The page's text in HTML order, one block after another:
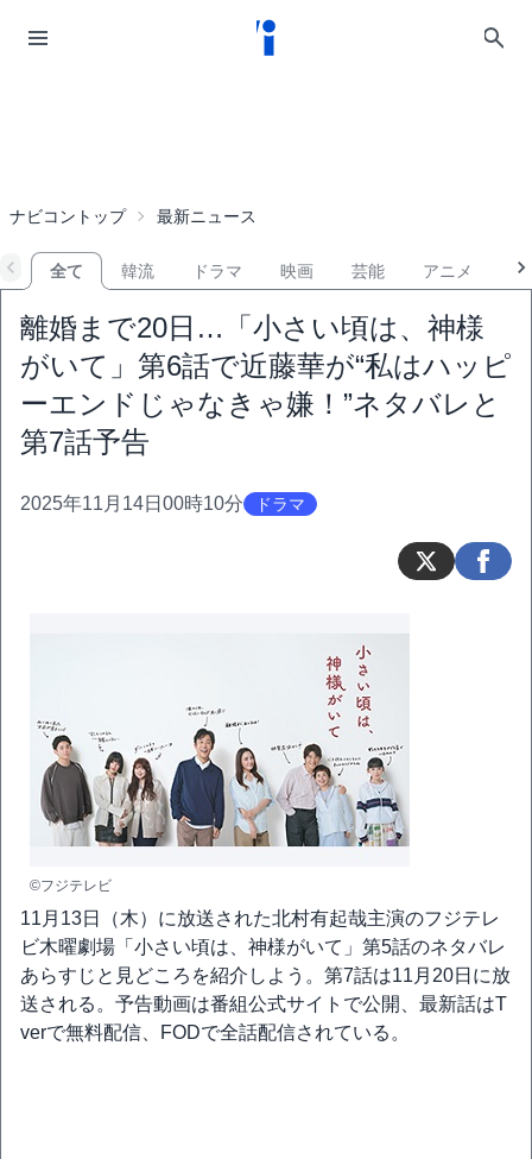
ナビコントップ 最新ニュース
全て 韓流 ドラマ 映画 芸能 アニメ
離婚まで20日…「小さい頃は、神様
がいて」第6話で近藤華が“私はハッピ
ーエンドじゃなきゃ嫌！”ネタバレと
第7話予告
2025年11月14日00時10分 ドラマ
©フジテレビ
11月13日（木）に放送された北村有起哉主演のフジテレ
ビ木曜劇場「小さい頃は、神様がいて」第5話のネタバレ
あらすじと見どころを紹介しよう。第7話は11月20日に放
送される。予告動画は番組公式サイトで公開、最新話はT
verで無料配信、FODで全話配信されている。